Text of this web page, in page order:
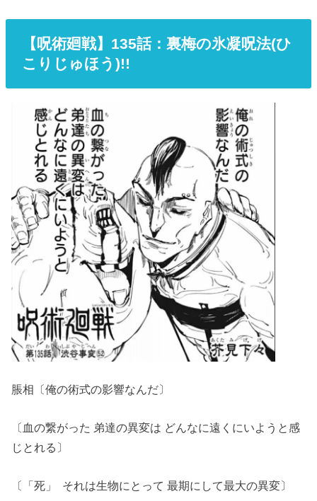
【呪術廻戦】135話：裏梅の氷凝呪法(ひ
こりじゅほう)!!
脹相〔俺の術式の影響なんだ〕
〔血の繋がった 弟達の異変は どんなに遠くにいようと感
じとれる〕
〔「死」 それは生物にとって 最期にして最大の異変〕